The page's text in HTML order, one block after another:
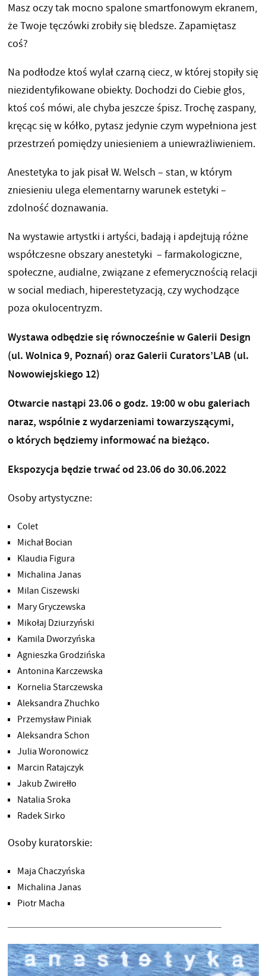
Masz oczy tak mocno spalone smartfonowym ekranem,
że Twoje tęczówki zrobiły się bledsze. Zapamiętasz
coś?
Na podłodze ktoś wylał czarną ciecz, w której stopiły się
niezidentyfikowane obiekty. Dochodzi do Ciebie głos,
ktoś coś mówi, ale chyba jeszcze śpisz. Trochę zaspany,
kręcąc się w kółko, pytasz jedynie czym wypełniona jest
przestrzeń pomiędzy uniesieniem a uniewrażliwieniem.
Anestetyka to jak pisał W. Welsch – stan, w którym
zniesieniu ulega elementarny warunek estetyki –
zdolność doznawania.
Na wystawie artystki i artyści, badają i apdejtują różne
współczesne obszary anestetyki – farmakologiczne,
społeczne, audialne, związane z efemerycznością relacji
w social mediach, hiperestetyzacją, czy wychodzące
poza okulocentryzm.
Wystawa odbędzie się równocześnie w Galerii Design
(ul. Wolnica 9, Poznań) oraz Galerii Curators’LAB (ul.
Nowowiejskiego 12)
Otwarcie nastąpi 23.06 o godz. 19:00 w obu galeriach
naraz, wspólnie z wydarzeniami towarzyszącymi,
o których będziemy informować na bieżąco.
Ekspozycja będzie trwać od 23.06 do 30.06.2022
Osoby artystyczne:
Colet
Michał Bocian
Klaudia Figura
Michalina Janas
Milan Ciszewski
Mary Gryczewska
Mikołaj Dziurzyński
Kamila Dworzyńska
Agnieszka Grodzińska
Antonina Karczewska
Kornelia Starczewska
Aleksandra Zhuchko
Przemysław Piniak
Aleksandra Schon
Julia Woronowicz
Marcin Ratajczyk
Jakub Żwirełło
Natalia Sroka
Radek Sirko
Osoby kuratorskie:
Maja Chaczyńska
Michalina Janas
Piotr Macha